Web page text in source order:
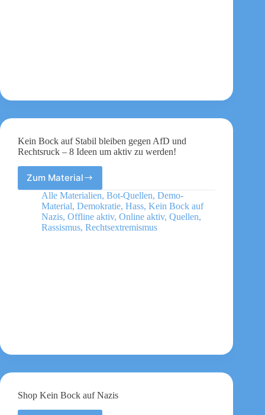
Kein Bock auf Stabil bleiben gegen AfD und
Rechtsruck – 8 Ideen um aktiv zu werden!
Zum Material
Kein
Bock
auf
Stabil
bleiben
Alle Materialien, Bot-Quellen, Demo-
Material, Demokratie, Hass, Kein Bock auf
Nazis, Offline aktiv, Online aktiv, Quellen,
Rassismus, Rechtsextremismus
Shop Kein Bock auf Nazis